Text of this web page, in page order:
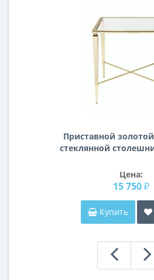
Приставной
стеклянной
Цена:
15 750 ₽
Купить